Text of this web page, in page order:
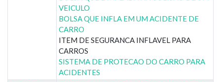
VEICULO
BOLSA QUE INFLA EM UM ACIDENTE DE
CARRO
ITEM DE SEGURANCA INFLAVEL PARA
CARROS
SISTEMA DE PROTECAO DO CARRO PARA
ACIDENTES